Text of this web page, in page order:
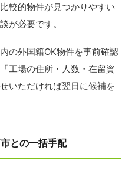
較的物件が見つかりやすい
が必要です。
の外国籍OK物件を事前確認
工場の住所・人数・在留資
いただければ翌日に候補を
との一括手配